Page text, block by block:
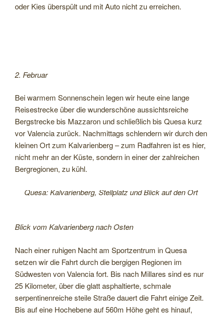
oder Kies überspült und mit Auto nicht zu erreichen.
2. Februar
Bei warmem Sonnenschein legen wir heute eine lange
Reisestrecke über die wunderschöne aussichtsreiche
Bergstrecke bis Mazzaron und schließlich bis Quesa kurz
vor Valencia zurück. Nachmittags schlendern wir durch den
kleinen Ort zum Kalvarienberg – zum Radfahren ist es hier,
nicht mehr an der Küste, sondern in einer der zahlreichen
Bergregionen, zu kühl.
Quesa: Kalvarienberg, Stellplatz und Blick auf den Ort
Blick vom Kalvarienberg nach Osten
Nach einer ruhigen Nacht am Sportzentrum in Quesa
setzen wir die Fahrt durch die bergigen Regionen im
Südwesten von Valencia fort. Bis nach Millares sind es nur
25 Kilometer, über die glatt asphaltierte, schmale
serpentinenreiche steile Straße dauert die Fahrt einige Zeit.
Bis auf eine Hochebene auf 560m Höhe geht es hinauf,